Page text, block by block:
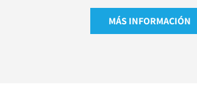
MÁS INFORMACIÓN